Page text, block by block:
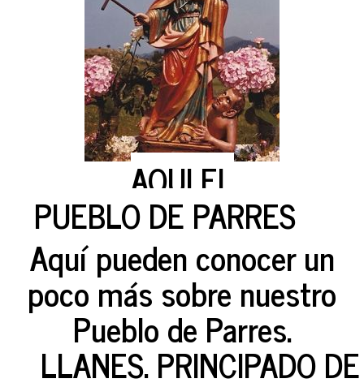
AQUI EL
PUEBLO DE PARRES
Aquí pueden conocer un
poco más sobre nuestro
Pueblo de Parres.
LLANES. PRINCIPADO